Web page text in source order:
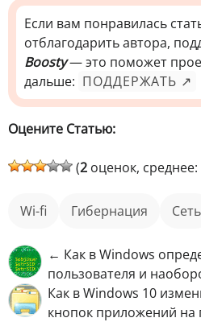
Если вам понравилась
отблагодарить автора,
Boosty— это поможет
дальше: ПОДДЕРЖАТЬ ↗
Оцените Статью:
(2 оценок, среднее:
wi-fi гибернация Сеть
← Как в Windows
пользователя и
Как в Windows 10
кнопок приложений на